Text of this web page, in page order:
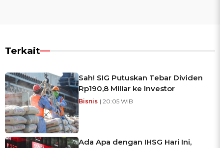
Terkait
Sah! SIG Putuskan Tebar Dividen
Rp190,8 Miliar ke Investor
Bisnis | 20:05 WIB
Ada Apa dengan IHSG Hari Ini,